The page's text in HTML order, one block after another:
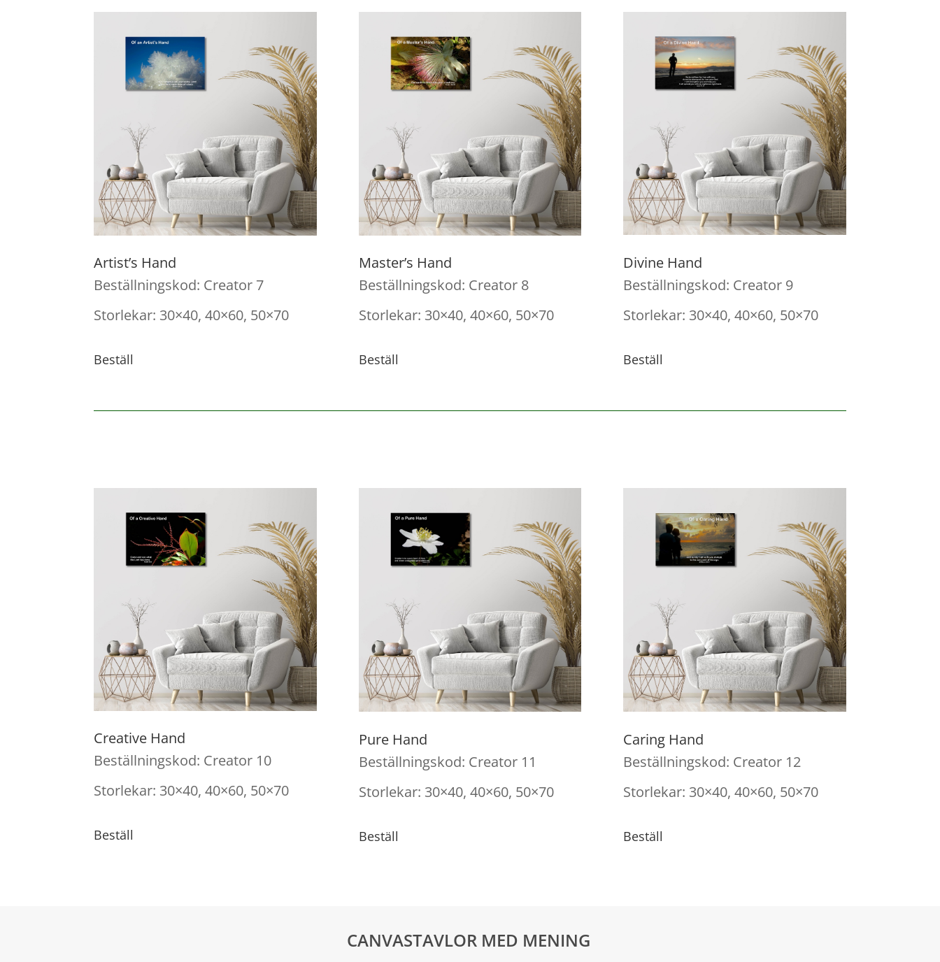
Artist’s Hand
Beställningskod: Creator 7
Storlekar: 30×40, 40×60, 50×70
Beställ
Master’s Hand
Beställningskod: Creator 8
Storlekar: 30×40, 40×60, 50×70
Beställ
Divine Hand
Beställningskod: Creator 9
Storlekar: 30×40, 40×60, 50×70
Beställ
Creative Hand
Beställningskod: Creator 10
Storlekar: 30×40, 40×60, 50×70
Beställ
Pure Hand
Beställningskod: Creator 11
Storlekar: 30×40, 40×60, 50×70
Beställ
Caring Hand
Beställningskod: Creator 12
Storlekar: 30×40, 40×60, 50×70
Beställ
CANVASTAVLOR MED MENING